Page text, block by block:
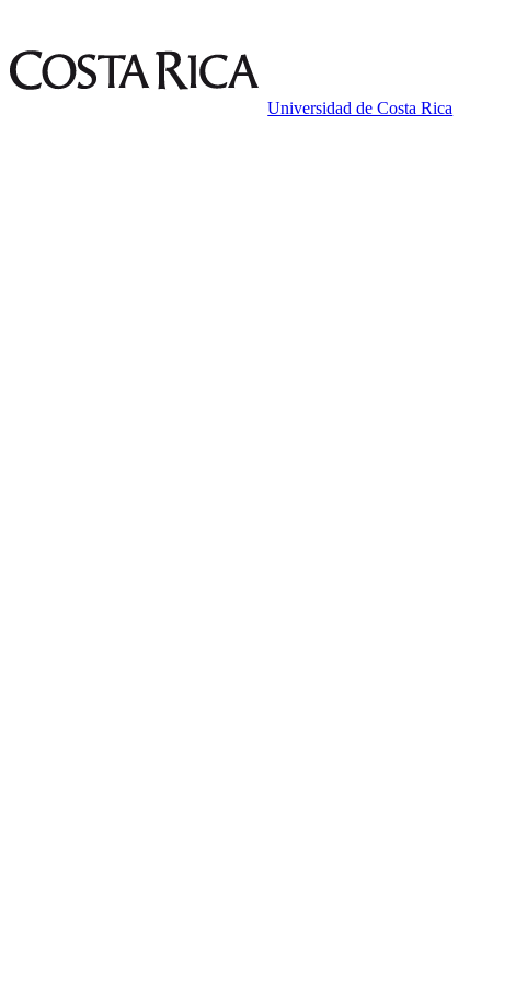
Universidad de Costa Rica